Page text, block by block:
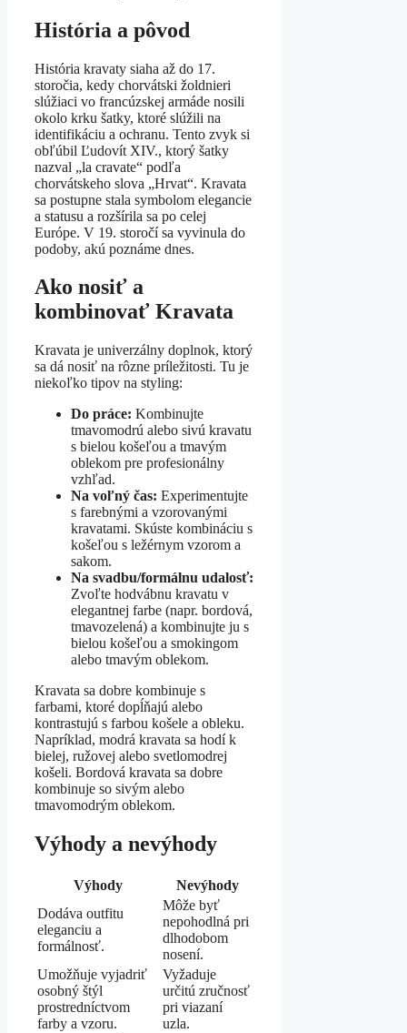
História a pôvod
História kravaty siaha až do 17.
storočia, kedy chorvátski žoldnieri
slúžiaci vo francúzskej armáde nosili
okolo krku šatky, ktoré slúžili na
identifikáciu a ochranu. Tento zvyk si
obľúbil Ľudovít XIV., ktorý šatky
nazval „la cravate“ podľa
chorvátskeho slova „Hrvat“. Kravata
sa postupne stala symbolom elegancie
a statusu a rozšírila sa po celej
Európe. V 19. storočí sa vyvinula do
podoby, akú poznáme dnes.
Ako nosiť a
kombinovať Kravata
Kravata je univerzálny doplnok, ktorý
sa dá nosiť na rôzne príležitosti. Tu je
niekoľko tipov na styling:
Do práce: Kombinujte
tmavomodrú alebo sivú kravatu
s bielou košeľou a tmavým
oblekom pre profesionálny
vzhľad.
Na voľný čas: Experimentujte
s farebnými a vzorovanými
kravatami. Skúste kombináciu s
košeľou s ležérnym vzorom a
sakom.
Na svadbu/formálnu udalosť:
Zvoľte hodvábnu kravatu v
elegantnej farbe (napr. bordová,
tmavozelená) a kombinujte ju s
bielou košeľou a smokingom
alebo tmavým oblekom.
Kravata sa dobre kombinuje s
farbami, ktoré dopĺňajú alebo
kontrastujú s farbou košele a obleku.
Napríklad, modrá kravata sa hodí k
bielej, ružovej alebo svetlomodrej
košeli. Bordová kravata sa dobre
kombinuje so sivým alebo
tmavomodrým oblekom.
Výhody a nevýhody
Výhody
Nevýhody
Dodáva outfitu
eleganciu a
formálnosť.
Môže byť
nepohodlná pri
dlhodobom
nosení.
Umožňuje vyjadriť
osobný štýl
prostredníctvom
farby a vzoru.
Vyžaduje
určitú zručnosť
pri viazaní
uzla.